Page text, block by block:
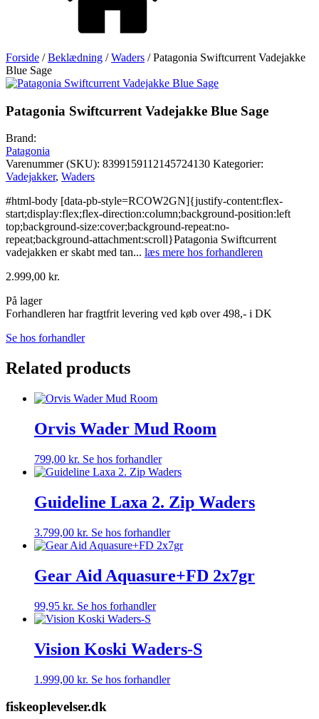
Forside /Beklædning /Waders / Patagonia Swiftcurrent Vadejakke
Blue Sage
Patagonia Swiftcurrent Vadejakke Blue Sage
Brand:
Patagonia
Varenummer (SKU): 8399159112145724130 Kategorier:
Vadejakker, Waders
#html-body [data-pb-style=RCOW2GN]{justify-content:flex-
start;display:flex;flex-direction:column;background-position:left
top;background-size:cover;background-repeat:no-
repeat;background-attachment:scroll}Patagonia Swiftcurrent
vadejakken er skabt med tan... læs mere hos forhandleren
2.999,00 kr.
På lager
Forhandleren har fragtfrit levering ved køb over 498,- i DK
Se hos forhandler
Related products
Orvis Wader Mud Room
799,00 kr. Se hos forhandler
Guideline Laxa 2. Zip Waders
3.799,00 kr. Se hos forhandler
Gear Aid Aquasure+FD 2x7gr
99,95 kr. Se hos forhandler
Vision Koski Waders-S
1.999,00 kr. Se hos forhandler
fiskeoplevelser.dk